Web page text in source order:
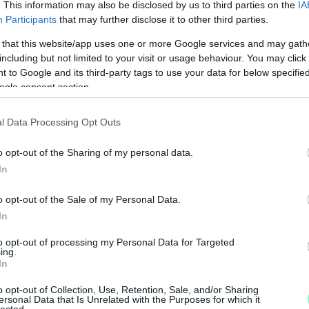
This information may also be disclosed by us to third parties on the
Participants that may further disclose it to other third parties.
that this website/app uses one or more Google services and may
but not limited to your visit or usage behaviour. You may
to Google and its third-party tags to use your data for below
consent section.
Data Processing Opt Outs
opt-out of the Sharing of my personal data.
opt-out of the Sale of my Personal Data.
opt-out of processing my Personal Data for Targeted
opt-out of Collection, Use, Retention, Sale, and/or Sharing
Data that Is Unrelated with the Purposes for which it
segítsenek abban, hogy a fővárosi oktatási
hogy teszteléshez jussanak. Ezért 50 ezer
szétosztani a kerületek között.
és az oktatásban dolgozók ingyenes
a kormány helyett"
mivel ez a tesztprogram rengeteg pénzbe